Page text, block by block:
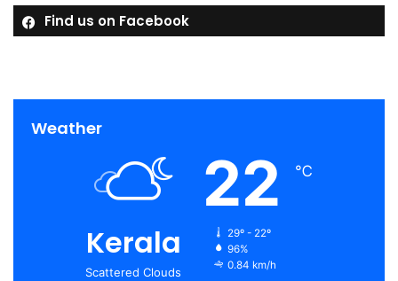
Find us on Facebook
Weather
Kerala
Scattered Clouds
22 ℃
29º - 22º
96%
0.84 km/h